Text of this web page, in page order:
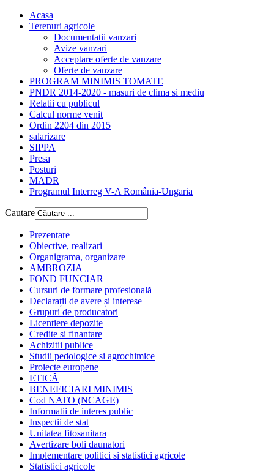
Acasa
Terenuri agricole
Documentatii vanzari
Avize vanzari
Acceptare oferte de vanzare
Oferte de vanzare
PROGRAM MINIMIS TOMATE
PNDR 2014-2020 - masuri de clima si mediu
Relatii cu publicul
Calcul norme venit
Ordin 2204 din 2015
salarizare
SIPPA
Presa
Posturi
MADR
Programul Interreg V-A România-Ungaria
Cautare
Prezentare
Obiective, realizari
Organigrama, organizare
AMBROZIA
FOND FUNCIAR
Cursuri de formare profesională
Declarații de avere și interese
Grupuri de producatori
Licentiere depozite
Credite si finantare
Achizitii publice
Studii pedologice si agrochimice
Proiecte europene
ETICĂ
BENEFICIARI MINIMIS
Cod NATO (NCAGE)
Informatii de interes public
Inspectii de stat
Unitatea fitosanitara
Avertizare boli daunatori
Implementare politici si statistici agricole
Statistici agricole